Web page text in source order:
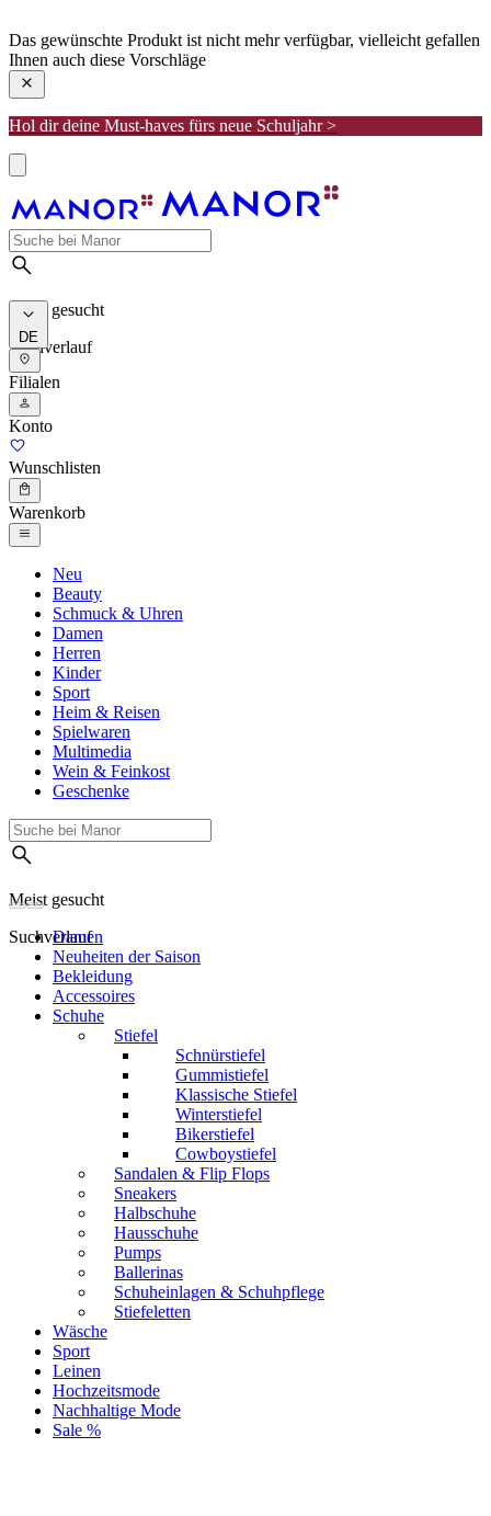
Das gewünschte Produkt ist nicht mehr verfügbar, vielleicht gefallen
Ihnen auch diese Vorschläge
Hol dir deine Must-haves fürs neue Schuljahr >
Meist gesucht
Suchverlauf
DE
Filialen
Konto
Wunschlisten
Warenkorb
Neu
Beauty
Schmuck & Uhren
Damen
Herren
Kinder
Sport
Heim & Reisen
Spielwaren
Multimedia
Wein & Feinkost
Geschenke
Meist gesucht
Suchverlauf
Damen
Neuheiten der Saison
Bekleidung
Accessoires
Schuhe
Stiefel
Schnürstiefel
Gummistiefel
Klassische Stiefel
Winterstiefel
Bikerstiefel
Cowboystiefel
Sandalen & Flip Flops
Sneakers
Halbschuhe
Hausschuhe
Pumps
Ballerinas
Schuheinlagen & Schuhpflege
Stiefeletten
Wäsche
Sport
Leinen
Hochzeitsmode
Nachhaltige Mode
Sale %